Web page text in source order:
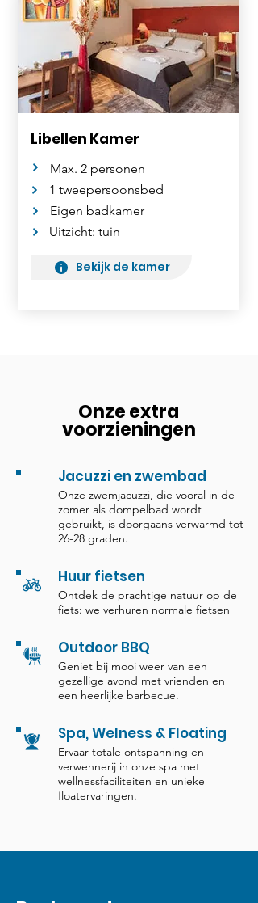
Libellen Kamer
Max. 2 personen
1 tweepersoonsbed
Eigen badkamer
Uitzicht: tuin
Bekijk de kamer
Onze extra
voorzieningen
Jacuzzi en zwembad
Onze zwemjacuzzi, die vooral in de
zomer als dompelbad wordt
gebruikt, is doorgaans verwarmd tot
26-28 graden.
Huur fietsen
Ontdek de prachtige natuur op de
fiets: we verhuren normale fietsen
Outdoor BBQ
Geniet bij mooi weer van een
gezellige avond met vrienden en
een heerlijke barbecue.
Spa, Welness & Floating
Ervaar totale ontspanning en
verwennerij in onze spa met
wellnessfaciliteiten en unieke
floatervaringen.